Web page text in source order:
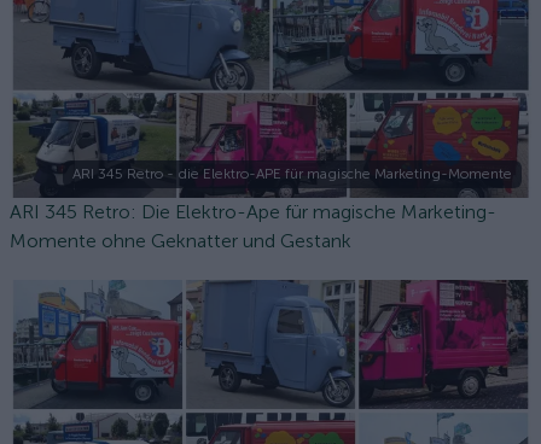
ARI 345 Retro - die Elektro-APE für magische Marketing-Momente
ARI 345 Retro: Die Elektro-Ape für magische Marketing-
Momente ohne Geknatter und Gestank